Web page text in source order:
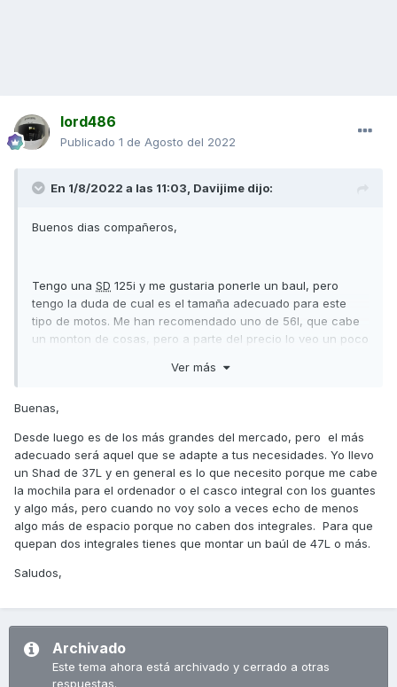
lord486
Publicado 1 de Agosto del 2022
En 1/8/2022 a las 11:03, Davijime dijo:
Buenos dias compañeros,
Tengo una SD 125i y me gustaria ponerle un baul, pero
tengo la duda de cual es el tamaña adecuado para este
tipo de motos. Me han recomendado uno de 56l, que cabe
un monton de cosas, pero a parte del precio lo veo un poco
Muchas gracias
Un saludo
Ver más
Buenas,
Desde luego es de los más grandes del mercado, pero el más
adecuado será aquel que se adapte a tus necesidades. Yo llevo
un Shad de 37L y en general es lo que necesito porque me cabe
la mochila para el ordenador o el casco integral con los guantes
y algo más, pero cuando no voy solo a veces echo de menos
algo más de espacio porque no caben dos integrales. Para que
quepan dos integrales tienes que montar un baúl de 47L o más.
Saludos,
Archivado
Este tema ahora está archivado y cerrado a otras
respuestas.